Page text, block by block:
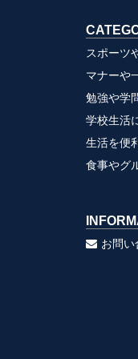
スポーツ
マナーや
勉強や学
学校生活
生活を便
食事やグ
お問い